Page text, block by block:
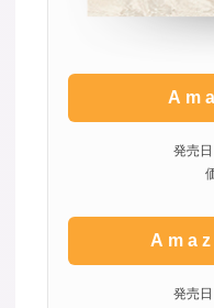
発売
発売